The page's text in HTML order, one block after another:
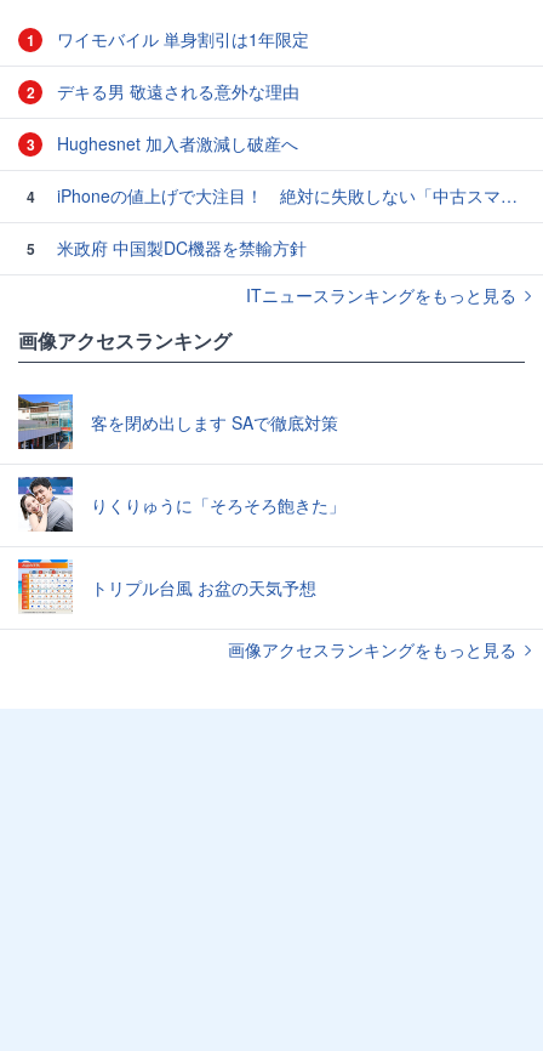
1 ワイモバイル 単身割引は1年限定
2 デキる男 敬遠される意外な理由
3 Hughesnet 加入者激減し破産へ
4 iPhoneの値上げで大注目！ 絶対に失敗しない「中古スマホ」の売り方＆買い方
5
米政府 中国製DC機器を禁輸方針
ITニュースランキングをもっと見る
画像アクセスランキング
客を閉め出します SAで徹底対策
りくりゅうに「そろそろ飽きた」
トリプル台風 お盆の天気予想
画像アクセスランキングをもっと見る